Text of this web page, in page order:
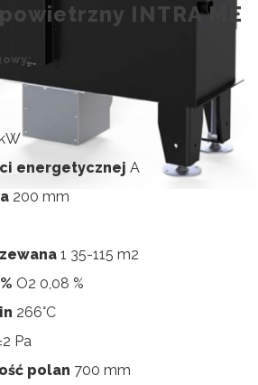
INTRA ME
energetycznej A
200 mm
1 35-115 m2
O2 0,08 %
266°C
Pa
polan 700 mm